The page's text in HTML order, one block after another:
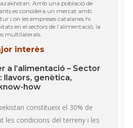
Amb una població de
es considera un mercat amb
i on les empreses catalanes hi
en el sectors de l’alimentació, la
multilaterals.
interès
a l’alimentació – Sector
llavors, genètica,
how
constitueix el 30% de
les condicions del terreny i les